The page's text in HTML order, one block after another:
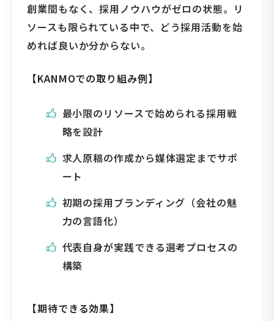
創業間もなく、採用ノウハウがゼロの状態。リ
ソースも限られている中で、どう採用活動を始
めれば良いか分からない。
【KANMOでの取り組み例】
最小限のリソースで始められる採用戦
略を設計
求人原稿の作成から媒体選定までサポ
ート
初期の採用ブランディング（会社の魅
力の言語化）
代表自身が実践できる選考プロセスの
構築
【期待できる効果】